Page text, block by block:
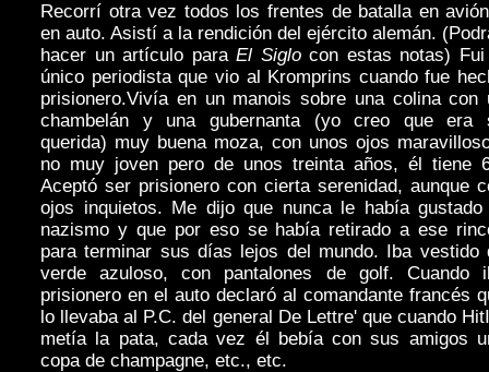
Recorrí otra vez todos los frentes de batalla en
en auto. Asistí a la rendición del ejército alemán.
hacer un artículo para El Siglo con estas notas)
único periodista que vio al Kromprins cuando fue
prisionero.Vivía en un manois sobre una colina con
chambelán y una gubernanta (yo creo que era
querida) muy buena moza, con unos ojos
no muy joven pero de unos treinta años, él tiene
Aceptó ser prisionero con cierta serenidad, aunque
ojos inquietos. Me dijo que nunca le había
nazismo y que por eso se había retirado a ese
para terminar sus días lejos del mundo. Iba vestido
verde azuloso, con pantalones de golf. Cuando
prisionero en el auto declaró al comandante francés
lo llevaba al P.C. del general De Lettre' que cuando
metía la pata, cada vez él bebía con sus amigos
copa de champagne, etc., etc.